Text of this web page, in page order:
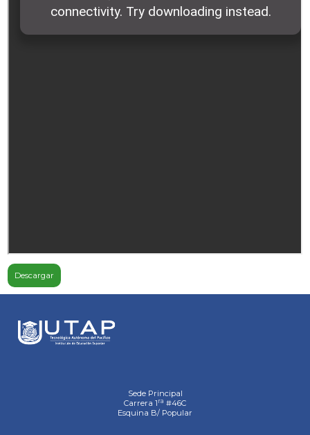
Descargar
Sede Principal
Carrera 1 ra #46C
Esquina B/ Popular